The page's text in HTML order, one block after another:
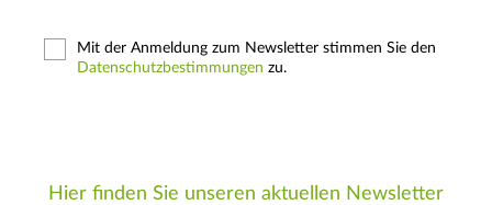
Mit der Anmeldung zum Newsletter stimmen Sie den
Datenschutzbestimmungen zu.
Hier finden Sie unseren aktuellen Newsletter